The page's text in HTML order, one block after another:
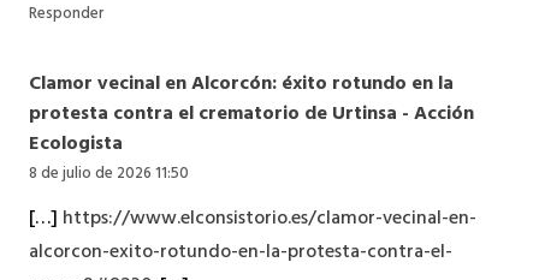
Responder
Clamor vecinal en Alcorcón: éxito rotundo en la
protesta contra el crematorio de Urtinsa - Acción
Ecologista
8 de julio de 2026 11:50
[…] https://www.elconsistorio.es/clamor-vecinal-en-
alcorcon-exito-rotundo-en-la-protesta-contra-el-